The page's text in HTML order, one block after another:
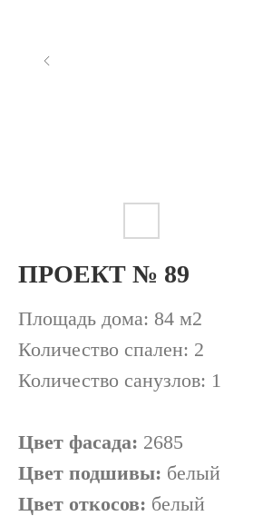
ПРОЕКТ № 89
Площадь дома: 84 м2
Количество спален: 2
Количество санузлов: 1
Цвет фасада: 2685
Цвет подшивы: белый
Цвет откосов: белый